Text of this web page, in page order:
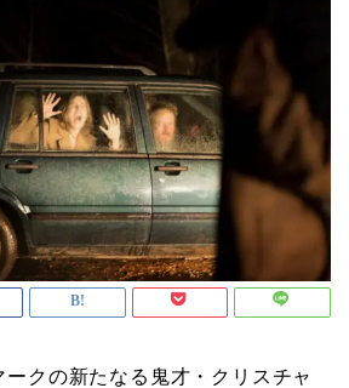
ークの新たなる鬼才・クリスチャ